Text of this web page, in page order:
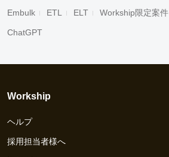
Embulk ETL ELT Workship限定案件
ChatGPT
Workship
ヘルプ
採用担当者様へ